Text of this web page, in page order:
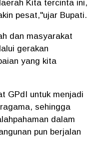
Kita tercinta ini,
pesat,"ujar Bupati.
dan masyarakat
gerakan
yang kita
GPdI untuk menjadi
sehingga
dalam
pun berjalan